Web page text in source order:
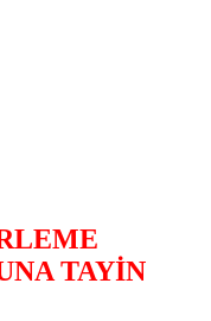
TAYİN